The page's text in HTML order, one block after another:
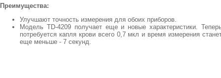
Преимущества:
Улучшают точность измерения для обоих приборов.
Модель TD-4209 получает еще и новые характеристики.
потребуется капля крови всего 0,7 мкл и время измерения
еще меньше - 7 секунд.